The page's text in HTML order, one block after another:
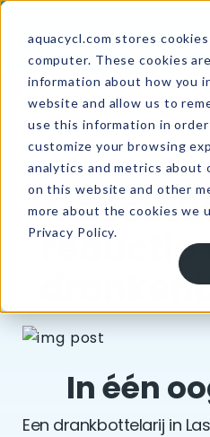
aquacycl.com stores
computer. These cookies
information about how you
website and allow us to
use this information in
customize your browsing
analytics and metrics about
on this website and other
more about the cookies we
Privacy Policy.
Skip
primary
navigation
Skip
main
content
Skip
footer
Take the
Aquacycl
Resources /Case Studies
reductie
In één
Een drankbottelarij in